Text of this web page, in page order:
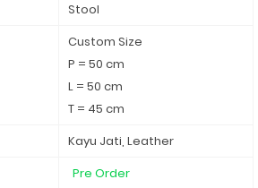
Stool
Custom Size
P = 50 cm
L = 50 cm
T = 45 cm
Kayu Jati, Leather
Pre Order